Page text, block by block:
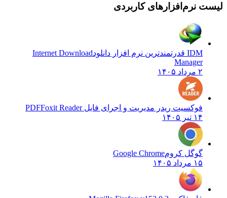
نرم‌افزارهای کاربردی
Internet Download
Manager
فوکسیت ریدر مدیریت و اجرای فایل PDFFoxit Reader
گوگل کروم Google Chrome